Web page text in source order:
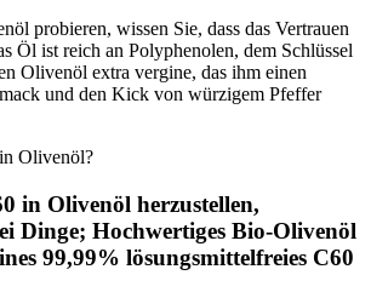
probieren, wissen Sie, dass das Vertrauen
Öl ist reich an Polyphenolen, dem Schlüssel
Olivenöl extra vergine, das ihm einen
und den Kick von würzigem Pfeffer
Olivenöl?
in Olivenöl herzustellen,
Dinge; Hochwertiges Bio-Olivenöl
99,99% lösungsmittelfreies C60